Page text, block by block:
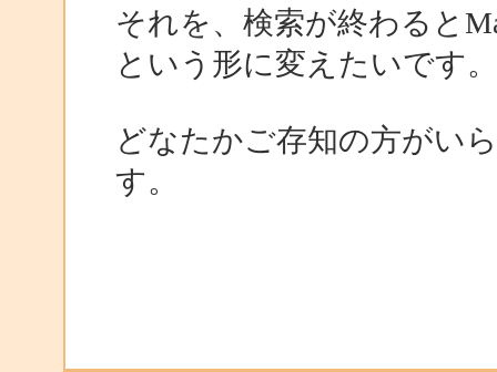
それを、検索が終わると
という形に変えたいです。
どなたかご存知の方がい
す。